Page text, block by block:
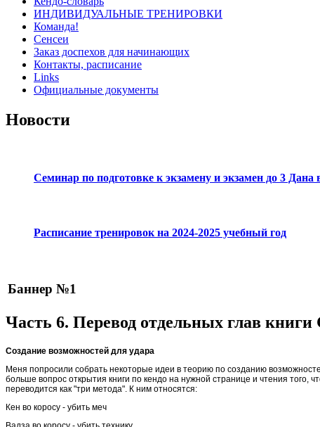
ИНДИВИДУАЛЬНЫЕ ТРЕНИРОВКИ
Команда!
Сенсеи
Заказ доспехов для начинающих
Контакты, расписание
Links
Официальные документы
Новости
Семинар по подготовке к экзамену и экзамен до 3 Дана
Расписание тренировок на 2024-2025 учебный год
Баннер №1
Часть 6. Перевод отдельных глав
Создание возможностей для удара
Меня попросили собрать некоторые идеи в теорию по созданию
больше вопрос открытия книги по кендо на нужной странице и чтения того,
переводится как "три метода". К ним относятся:
Кен во коросу - убить меч